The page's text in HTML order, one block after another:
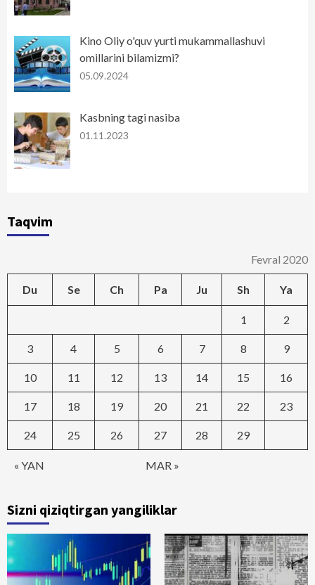
Kino Oliy o'quv yurti mukammallashuvi
omillarini bilamizmi?
05.09.2024
Kasbning tagi nasiba
01.11.2023
Taqvim
Fevral 2020
Du Se Ch Pa Ju Sh Ya
« YAN MAR »
1 2
3 4 5 6 7 8 9
10 11 12 13 14 15 16
17 18 19 20 21 22 23
24 25 26 27 28 29
Sizni qiziqtirgan yangiliklar